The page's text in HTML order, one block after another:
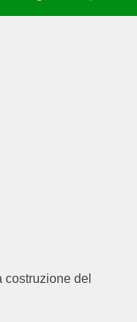
costruzione del